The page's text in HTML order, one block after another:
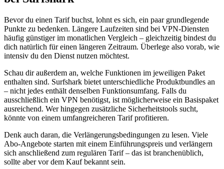
Bevor du einen Tarif buchst, lohnt es sich, ein paar grundlegende
Punkte zu bedenken. Längere Laufzeiten sind bei VPN-Diensten
häufig günstiger im monatlichen Vergleich – gleichzeitig bindest du
dich natürlich für einen längeren Zeitraum. Überlege also vorab, wie
intensiv du den Dienst nutzen möchtest.
Schau dir außerdem an, welche Funktionen im jeweiligen Paket
enthalten sind. Surfshark bietet unterschiedliche Produktbundles an
– nicht jedes enthält denselben Funktionsumfang. Falls du
ausschließlich ein VPN benötigst, ist möglicherweise ein Basispaket
ausreichend. Wer hingegen zusätzliche Sicherheitstools sucht,
könnte von einem umfangreicheren Tarif profitieren.
Denk auch daran, die Verlängerungsbedingungen zu lesen. Viele
Abo-Angebote starten mit einem Einführungspreis und verlängern
sich anschließend zum regulären Tarif – das ist branchenüblich,
sollte aber vor dem Kauf bekannt sein.